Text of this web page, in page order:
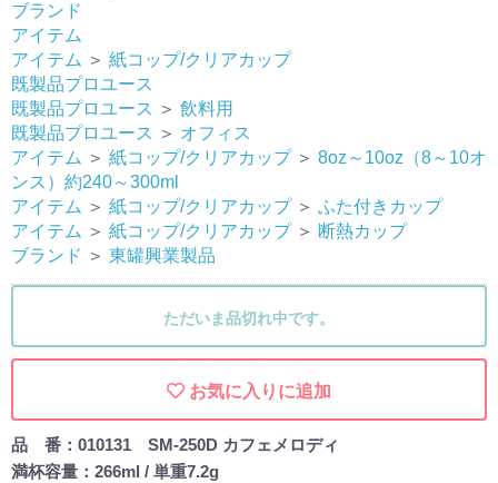
ブランド
アイテム
アイテム ＞ 紙コップ/クリアカップ
既製品プロユース
既製品プロユース ＞ 飲料用
既製品プロユース ＞ オフィス
アイテム ＞ 紙コップ/クリアカップ ＞ 8oz～10oz（8～10オ
ンス）約240～300ml
アイテム ＞ 紙コップ/クリアカップ ＞ ふた付きカップ
アイテム ＞ 紙コップ/クリアカップ ＞ 断熱カップ
ブランド ＞ 東罐興業製品
ただいま品切れ中です。
お気に入りに追加
品 番：010131 SM-250D カフェメロディ
満杯容量：266ml / 単重7.2g